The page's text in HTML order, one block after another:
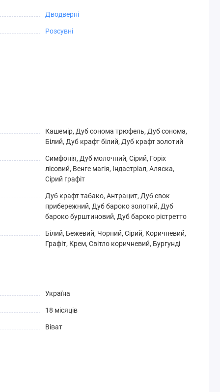
Дводверні
Розсувні
Кашемір, Дуб сонома трюфель, Дуб сонома,
Білий, Дуб крафт білий, Дуб крафт золотий
Симфонія, Дуб молочний, Сірий, Горіх
лісовий, Венге магія, Індастріал, Аляска,
Сірий графіт
Дуб крафт табако, Антрацит, Дуб евок
прибережний, Дуб бароко золотий, Дуб
бароко бурштиновий, Дуб бароко рістретто
Білий, Бежевий, Чорний, Сірий, Коричневий,
Графіт, Крем, Світло коричневий, Бургунді
Україна
18 місяців
Віват